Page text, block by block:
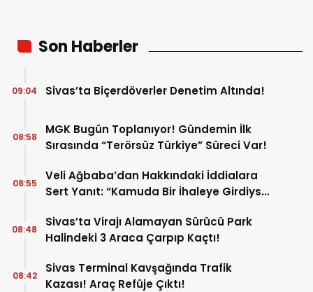
Son Haberler
Sivas’ta Biçerdöverler Denetim Altında!
09:04
MGK Bugün Toplanıyor! Gündemin İlk
Sırasında “Terörsüz Türkiye” Süreci Var!
08:58
Veli Ağbaba’dan Hakkındaki İddialara
Sert Yanıt: “Kamuda Bir İhaleye Girdiysek
08:55
Sivas’ta Virajı Alamayan Sürücü Park
Halindeki 3 Araca Çarpıp Kaçtı!
08:48
Sivas Terminal Kavşağında Trafik
Kazası! Araç Refüje Çıktı!
08:42